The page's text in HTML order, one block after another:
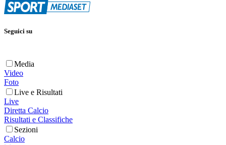
Seguici su
Media
Video
Foto
Live e Risultati
Live
Diretta Calcio
Risultati e Classifiche
Sezioni
Calcio